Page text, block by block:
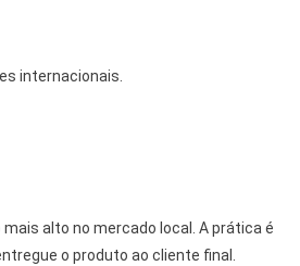
internacionais.
alto no mercado local. A prática é
o produto ao cliente final.